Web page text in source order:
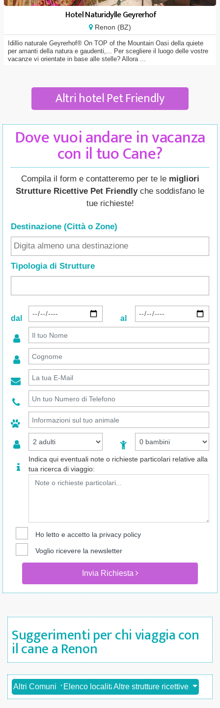
Hotel Naturidylle Geyrerhof
Renon (BZ)
Idillio naturale Geyrerhof® On TOP of the Mountain Oasi della quiete
per amanti della natura e gaudenti,... Per scegliere il luogo delle vostre
vacanze vi orientate in base alle stelle? Allora ...
Altri hotel Pet Friendly
Dove vuoi andare in vacanza
con il tuo Cane?
Compila il form e contatteremo per te le migliori
Strutture Ricettive Pet Friendlyche soddisfano le
tue richieste!
Destinazione (Città o Zone)
Tipologia di Strutture
dal al
Indica qui eventuali note o richieste particolari relative alla
tua ricerca di viaggio:
Ho letto e accetto la privacy policy
Voglio ricevere la newsletter
Invia Richiesta
Suggerimenti per chi viaggia con
il cane a Renon
Altri Comuni Elenco localitàAltre strutture ricettive